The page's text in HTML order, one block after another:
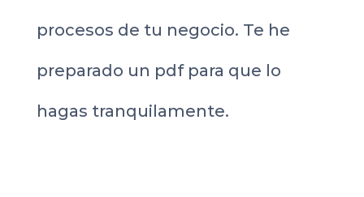
procesos de tu negocio. Te he
preparado un pdf para que lo
hagas tranquilamente.